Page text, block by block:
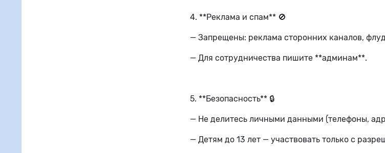
4. **Реклама и спам** 🚫
— Запрещены: реклама сторонних каналов,
— Для сотрудничества пишите **админам**.
5. **Безопасность** 🔒
— Не делитесь личными данными (телефоны,
— Детям до 13 лет — участвовать только с